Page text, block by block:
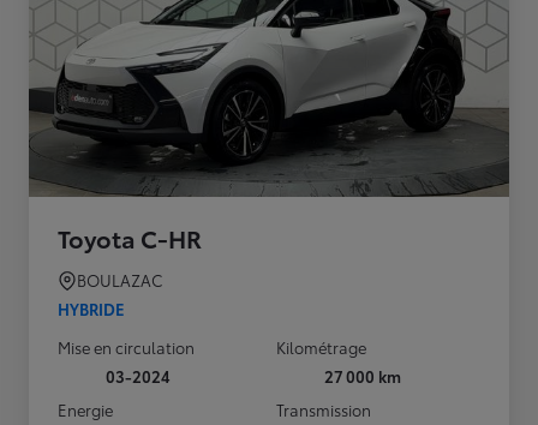
Toyota C-HR
BOULAZAC
HYBRIDE
Mise en circulation
03-2024
Kilométrage
27 000 km
Energie
Transmission